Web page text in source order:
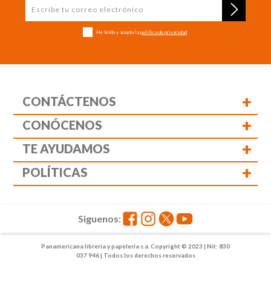
He leído y acepto la política de privacidad
CONTÁCTENOS +
CONÓCENOS +
TE AYUDAMOS +
POLÍTICAS +
Panamericana librería y papelería s.a. Copyright © 2023 | Nit: 830
037 946 | Todos los derechos reservados
Siguenos: